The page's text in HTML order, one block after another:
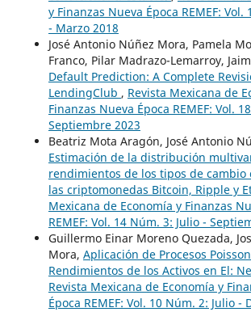
y Finanzas Nueva Época REMEF:
- Marzo 2018
José Antonio Núñez Mora, Pamela
Franco, Pilar Madrazo-Lemarroy,
Default Prediction: A Complete
LendingClub , Revista Mexicana de
Finanzas Nueva Época REMEF: Vol.
Septiembre 2023
Beatriz Mota Aragón, José Antonio
Estimación de la distribución
rendimientos de los tipos de
las criptomonedas Bitcoin, Ripple y
Mexicana de Economía y Finanzas
REMEF: Vol. 14 Núm. 3: Julio -
Guillermo Einar Moreno Quezada,
Mora, Aplicación de Procesos
Rendimientos de los Activos en El:
Revista Mexicana de Economía y
Época REMEF: Vol. 10 Núm. 2: Julio -